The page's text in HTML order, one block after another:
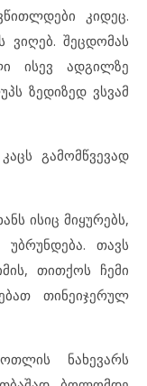
კიდეც.
შეცდომას
ისევ ადგილზე
ზედიზედ ვსვამ
გამომწვევად
ისიც მიყურებს,
თავს
თითქოს ჩემი
თინეიჯერულ
ნახევარს